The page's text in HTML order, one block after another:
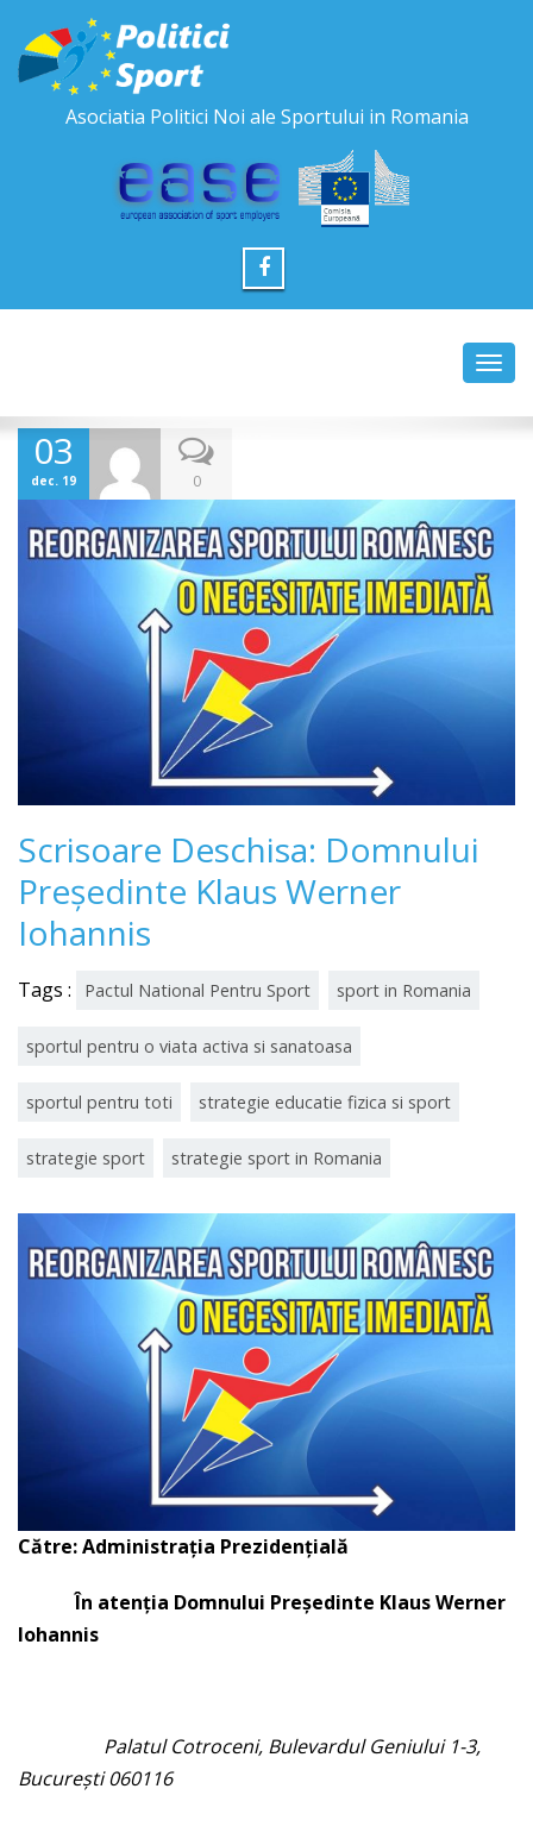
Asociatia Politici Noi ale Sportului in Romania
03
dec. 19 0
Scrisoare Deschisa: Domnului
Preşedinte Klaus Werner
Iohannis
Tags : Pactul National Pentru Sport sport in Romania
sportul pentru o viata activa si sanatoasa
sportul pentru toti strategie educatie fizica si sport
strategie sport strategie sport in Romania
Către: Administraţia Prezidenţială
În atenţia Domnului Preşedinte Klaus Werner
Iohannis
Palatul Cotroceni, Bulevardul Geniului 1-3,
București 060116